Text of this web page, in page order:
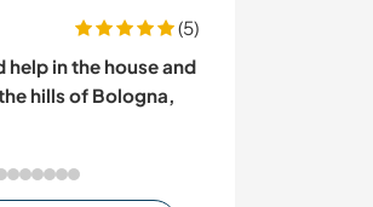
(5)
help in the house and
hills of Bologna,